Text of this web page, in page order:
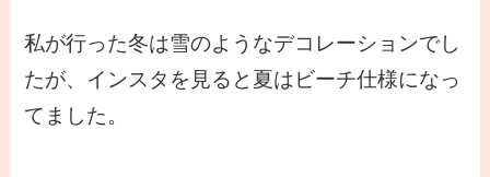
私が行った冬は雪のようなデコレーションでし
たが、インスタを見ると夏はビーチ仕様になっ
てました。